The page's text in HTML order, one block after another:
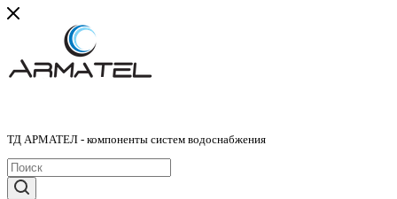
ТД АРМАТЕЛ - компоненты систем водоснабжения